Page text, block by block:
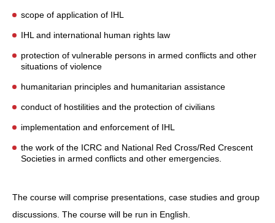
scope of application of IHL
IHL and international human rights law
protection of vulnerable persons in armed conflicts and other
situations of violence
humanitarian principles and humanitarian assistance
conduct of hostilities and the protection of civilians
implementation and enforcement of IHL
the work of the ICRC and National Red Cross/Red Crescent
Societies in armed conflicts and other emergencies.
The course will comprise presentations, case studies and group
discussions. The course will be run in English.